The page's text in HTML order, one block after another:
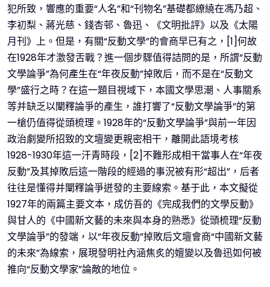
犯所致，響應的重要“人名”和“刊物名”基礎都繚繞在馮乃超、
李初梨、蔣光慈、錢杏邨、魯迅、《文明批評》以及《太陽
月刊》上。但是，有關“反動文學”的會商早已有之，[1]何故
在1928年才激發舌戰？進一個步驟值得詰問的是，所謂“反動
文學論爭”為何產生在“年夜反動”掉敗后，而不是在“反動文
學”盛行之時？在這一題目視域下，本國文學思潮、人事關系
等并缺乏以闡釋論爭的產生，誰打響了“反動文學論爭”的第
一槍仍值得從頭梳理。1928年的“反動文學論爭”與前一年因
政治劇變所招致的文壇變更親密相干，離開此語境考核
1928-1930年這一汗青時段，[2]不難形成相干當事人在“年夜
反動”及其掉敗后這一階段的經過的事況被有形“超出”，后者
往往是懂得并闡釋論爭迸發的主要線索。基于此，本文擬從
1927年的兩篇主要文本，成仿吾的《完成我們的文學反動》
與甘人的《中國新文藝的未來與本身的熟悉》從頭梳理“反動
文學論爭”的發端，以“年夜反動”掉敗后文壇會商“中國新文藝
的未來”為線索，展現發明社內涵焦炙的嬗變以及魯迅如何被
推向“反動文學家”論敵的地位。